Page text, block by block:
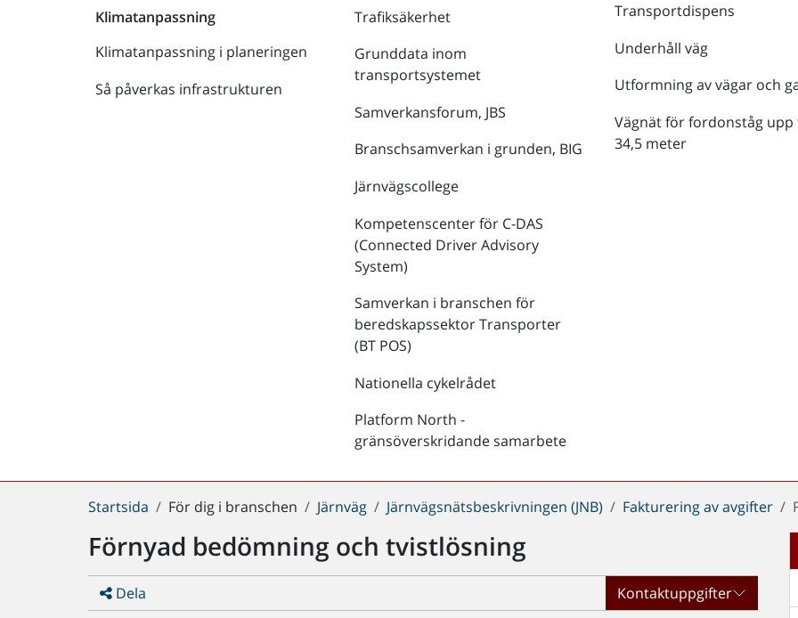
Klimatanpassning
Klimatanpassning i planeringen
Så påverkas infrastrukturen
Trafiksäkerhet
Grunddata inom
transportsystemet
Samverkansforum, JBS
Branschsamverkan i grunden, BIG
Järnvägscollege
Kompetenscenter för C-DAS
(Connected Driver Advisory
System)
Samverkan i branschen för
beredskapssektor Transporter
(BT POS)
Nationella cykelrådet
Platform North -
gränsöverskridande samarbete
Transportdispens
Underhåll väg
Utformning av vägar och
Vägnät för fordonståg upp
34,5 meter
Du
här:
Startsida För dig i branschen Järnväg Järnvägsnätsbeskrivningen (JNB) Fakturering av avgifter
Förnyad bedömning och tvistlösning
Dela Kontaktuppgifter